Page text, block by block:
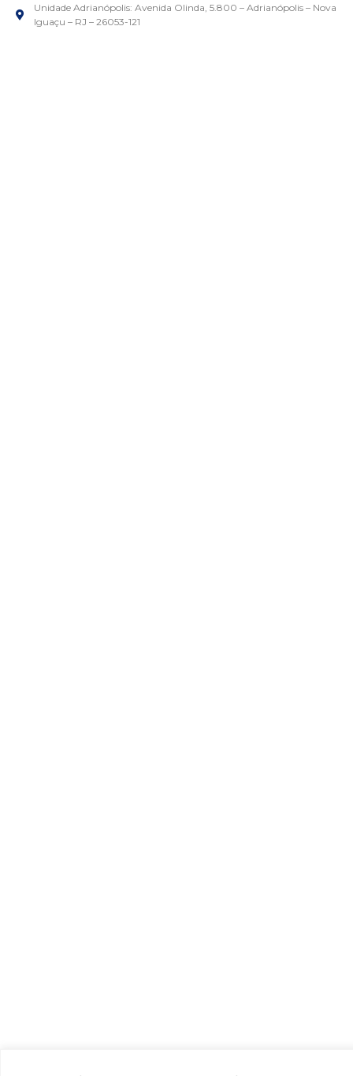
Unidade Adrianópolis: Avenida Olinda, 5.800 – Adrianópolis – Nova
Iguaçu – RJ – 26053-121